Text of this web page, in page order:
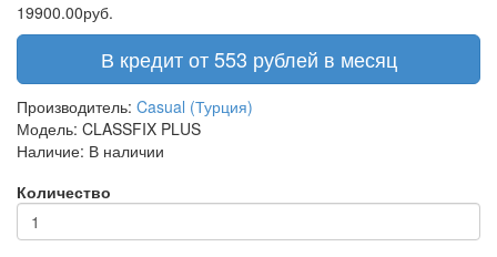
19900.00руб.
В кредит от 553 рублей в месяц
Производитель: Casual (Турция)
Модель: CLASSFIX PLUS
Наличие: В наличии
Количество